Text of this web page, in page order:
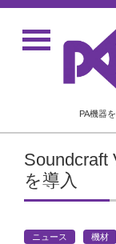
PA機器
を導入
ニュース 機材